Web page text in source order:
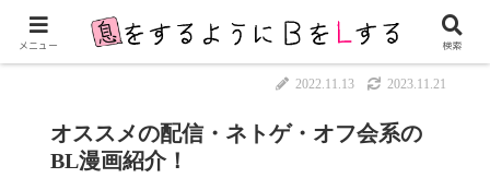
オススメの配信・ネトゲ・オフ会系の
BL漫画紹介！
2022.11.13 2023.11.21
メニュー 検索